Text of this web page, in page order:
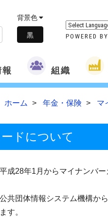
背景色
POWERED BY
組織
ホーム 年金・保険 マ
ドについて
成28年1月からマイナンバ
共団体情報システム機構か
す。